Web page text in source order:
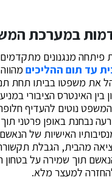
במערכת
מנגנונים מתקדמים
עד תום ההליכים
משפטו בביתו תחת
בין האינטרס הציבורי
נוטים להעדיף
נבחנת באופן פרטני
האישיות של
מהבית, הגבלת
תוך שמירה על בטחון
למעצר מלא.